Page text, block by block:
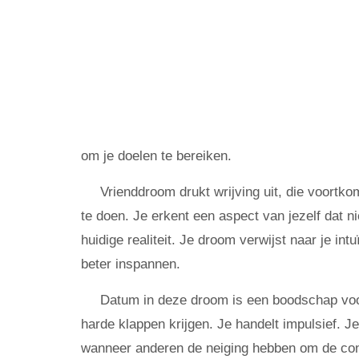
om je doelen te bereiken.
Vrienddroom drukt wrijving uit, die
te doen. Je erkent een aspect van jezelf dat
huidige realiteit. Je droom verwijst naar je
beter inspannen.
Datum in deze droom is een boodschap
harde klappen krijgen. Je handelt impulsief.
wanneer anderen de neiging hebben om de